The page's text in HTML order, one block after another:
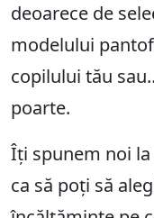
deoarece de
modelului
copilului tău
poarte.
Îți spunem noi
ca să poți să